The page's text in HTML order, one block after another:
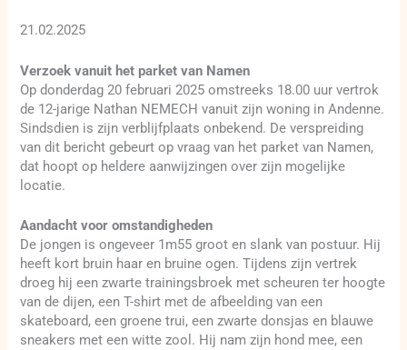
21.02.2025
Verzoek vanuit het parket van Namen
Op donderdag 20 februari 2025 omstreeks 18.00 uur vertrok
de 12-jarige Nathan NEMECH vanuit zijn woning in Andenne.
Sindsdien is zijn verblijfplaats onbekend. De verspreiding
van dit bericht gebeurt op vraag van het parket van Namen,
dat hoopt op heldere aanwijzingen over zijn mogelijke
locatie.
Aandacht voor omstandigheden
De jongen is ongeveer 1m55 groot en slank van postuur. Hij
heeft kort bruin haar en bruine ogen. Tijdens zijn vertrek
droeg hij een zwarte trainingsbroek met scheuren ter hoogte
van de dijen, een T-shirt met de afbeelding van een
skateboard, een groene trui, een zwarte donsjas en blauwe
sneakers met een witte zool. Hij nam zijn hond mee, een